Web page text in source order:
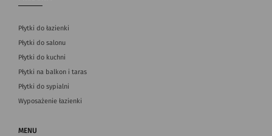
Płytki do łazienki
Płytki do salonu
Płytki do kuchni
Płytki na balkon i taras
Płytki do sypialni
Wyposażenie łazienki
MENU